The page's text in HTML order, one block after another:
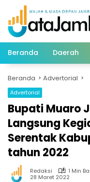
Langsung
konten
Beranda Daerah
Beranda Advertorial
Advertorial
Bupati Muaro
Langsung
Serentak
tahun 2022
Redaksi
1 Min
28 Maret 2022